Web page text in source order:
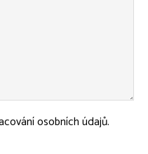
osobních údajů.